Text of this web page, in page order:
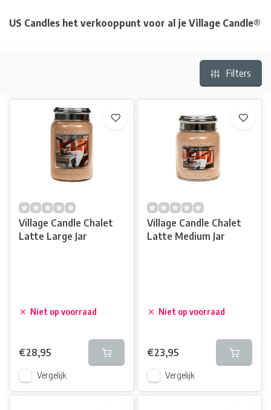
US Candles het verkooppunt voor al je Village Candle®
Filters
Village Candle Chalet
Latte Large Jar
Niet op voorraad
€28,95
Vergelijk
Village Candle Chalet
Latte Medium Jar
Niet op voorraad
€23,95
Vergelijk